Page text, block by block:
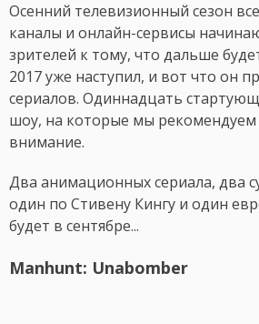
Осенний телевизионный сезон
каналы и онлайн-сервисы
зрителей к тому, что дальше
2017 уже наступил, и вот что он
сериалов. Одиннадцать
шоу, на которые мы рекомендуем
внимание.
Два анимационных сериала, два
один по Стивену Кингу и один
будет в сентябре...
Manhunt: Unabomber